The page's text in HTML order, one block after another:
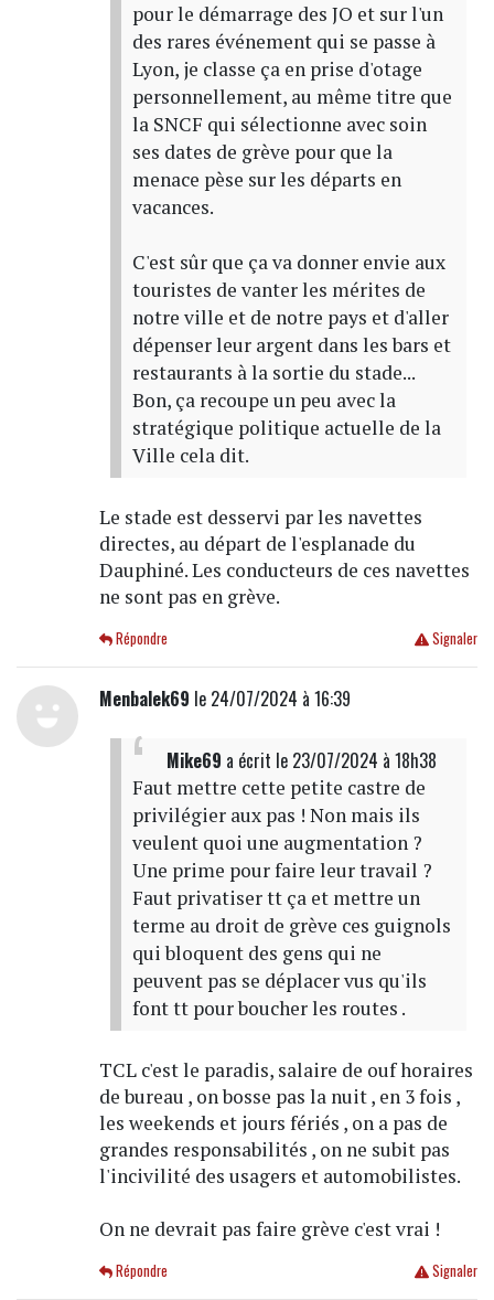
pour le démarrage des JO et sur l'un
des rares événement qui se passe à
Lyon, je classe ça en prise d'otage
personnellement, au même titre que
la SNCF qui sélectionne avec soin
ses dates de grève pour que la
menace pèse sur les départs en
vacances.
C'est sûr que ça va donner envie aux
touristes de vanter les mérites de
notre ville et de notre pays et d'aller
dépenser leur argent dans les bars et
restaurants à la sortie du stade...
Bon, ça recoupe un peu avec la
stratégique politique actuelle de la
Ville cela dit.
Le stade est desservi par les navettes
directes, au départ de l'esplanade du
Dauphiné. Les conducteurs de ces navettes
ne sont pas en grève.
Signaler
Répondre
Menbalek69 le 24/07/2024 à 16:39
Mike69 a écrit le 23/07/2024 à 18h38
Faut mettre cette petite castre de
privilégier aux pas ! Non mais ils
veulent quoi une augmentation ?
Une prime pour faire leur travail ?
Faut privatiser tt ça et mettre un
terme au droit de grève ces guignols
qui bloquent des gens qui ne
peuvent pas se déplacer vus qu'ils
font tt pour boucher les routes .
TCL c'est le paradis, salaire de ouf horaires
de bureau , on bosse pas la nuit , en 3 fois ,
les weekends et jours fériés , on a pas de
grandes responsabilités , on ne subit pas
l'incivilité des usagers et automobilistes.
On ne devrait pas faire grève c'est vrai !
Signaler
Répondre